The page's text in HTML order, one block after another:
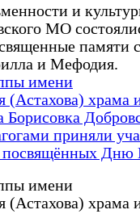
и
МО
памяти
и Мефодия.
имени
(Астахова) храма
Борисовка
приняли
посвящённых Дню
имени
(Астахова) храма